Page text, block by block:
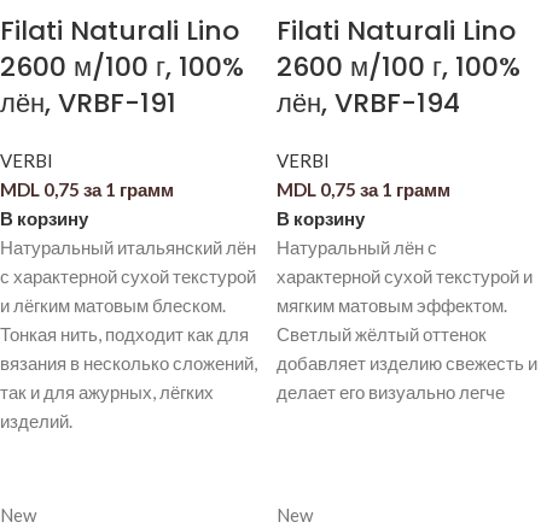
Filati Naturali Lino
2600 м/100 г, 100%
лён, VRBF-191
VERBI
MDL 0,75 за 1 грамм
В корзину
Натуральный итальянский лён
с характерной сухой текстурой
и лёгким матовым блеском.
Тонкая нить, подходит как для
вязания в несколько сложений,
так и для ажурных, лёгких
изделий.
Filati Naturali Lino
2600 м/100 г, 100%
лён, VRBF-194
VERBI
MDL 0,75 за 1 грамм
В корзину
Натуральный лён с
характерной сухой текстурой и
мягким матовым эффектом.
Светлый жёлтый оттенок
добавляет изделию свежесть и
делает его визуально легче
New New